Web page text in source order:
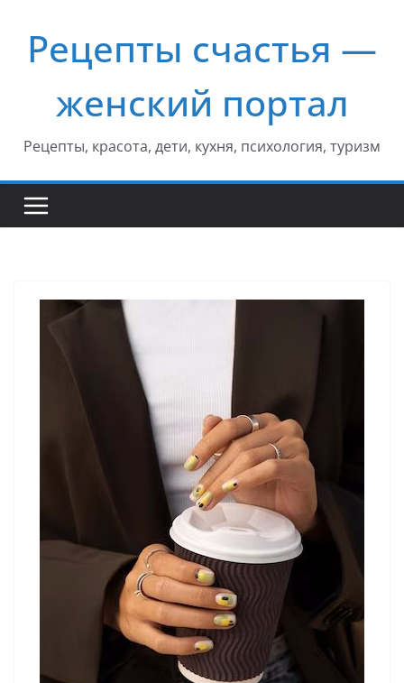
содержимому
Рецепты счастья —
женский портал
Рецепты, красота, дети, кухня, психология, туризм